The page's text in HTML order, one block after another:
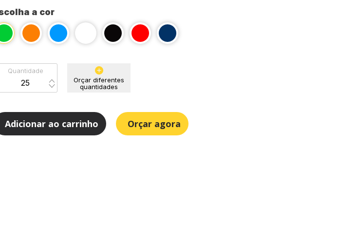
a cor
Quantidade
Orçar diferentes
quantidades
Adicionar ao carrinho Orçar agora